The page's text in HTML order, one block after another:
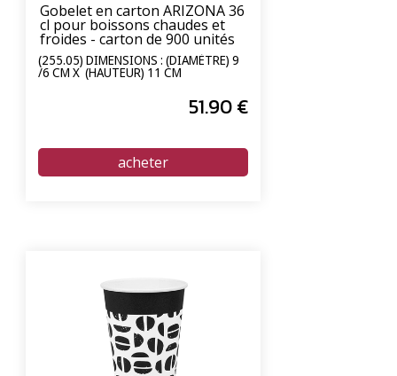
Gobelet en carton ARIZONA 36
cl pour boissons chaudes et
froides - carton de 900 unités
(255.05) DIMENSIONS : (DIAMÈTRE) 9
/6 CM X (HAUTEUR) 11 CM
51.90€